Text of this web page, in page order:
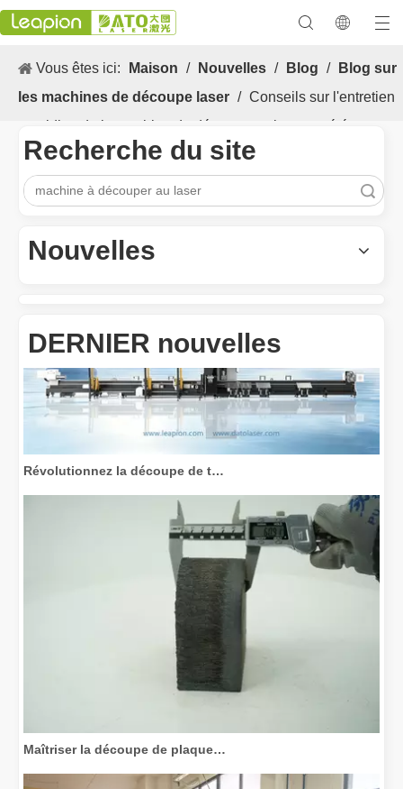
Vous êtes ici: Maison / Nouvelles / Blog /
Blog sur
les machines de découpe laser / Conseils sur l'entretien
quotidien de la machine de découpe au laser en été
Recherche du site
Nouvelles
DERNIER nouvelles